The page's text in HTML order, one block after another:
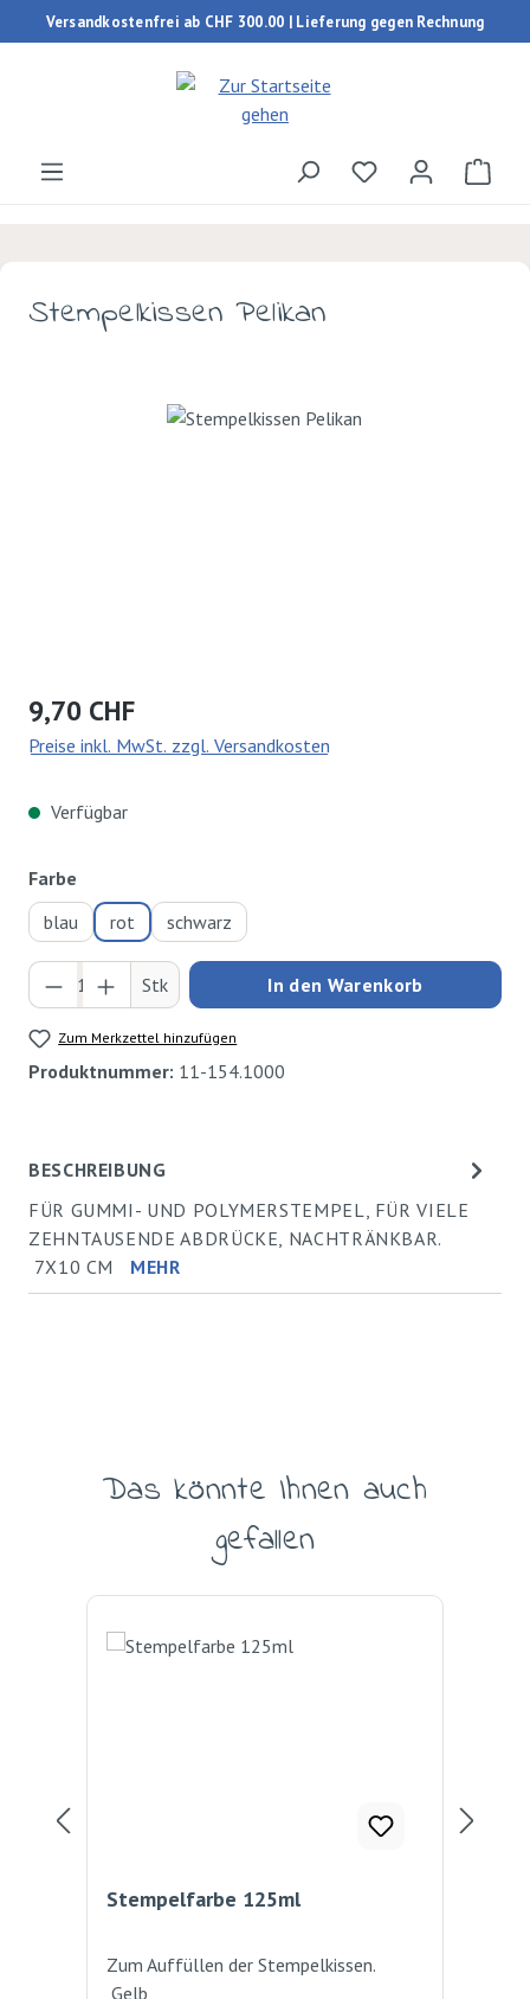
Zum Hauptinhalt springen
Versandkostenfrei ab CHF 300.00 | Lieferung gegen Rechnung
Du hast 0
Stempelkissen Pelikan
Bildergalerie überspringen
Regulärer Preis:
9,70 CHF
Preise inkl. MwSt. zzgl. Versandkosten
Verfügbar
Farbe
blau
rot schwarz
Produkt Anzahl: Gib den gewünschten Wert
Stk In den Warenkorb
Zum Merkzettel hinzufügen
Produktnummer: 11-154.1000
BESCHREIBUNG
FÜR GUMMI- UND POLYMERSTEMPEL, FÜR VIELE
ZEHNTAUSENDE ABDRÜCKE, NACHTRÄNKBAR.
7X10 CM MEHR
Produktgalerie überspringen
Das könnte Ihnen auch
gefallen
Stempelfarbe 125ml
Zum Auffüllen der Stempelkissen.
Gelb